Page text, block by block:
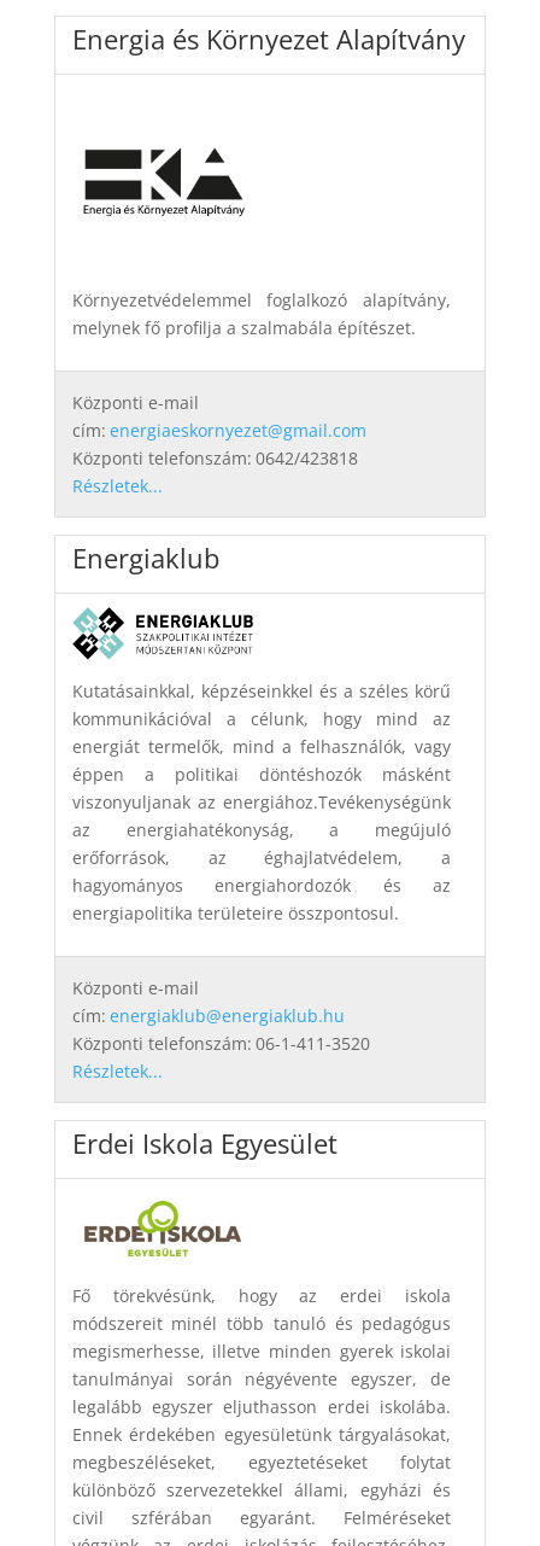
Energia és Környezet Alapítvány
Környezetvédelemmel foglalkozó alapítvány,
melynek fő profilja a szalmabála építészet.
Központi e-mail
cím: energiaeskornyezet@gmail.com
Központi telefonszám: 0642/423818
Részletek...
Energiaklub
Kutatásainkkal, képzéseinkkel és a széles körű
kommunikációval a célunk, hogy mind az
energiát termelők, mind a felhasználók, vagy
éppen a politikai döntéshozók másként
viszonyuljanak az energiához.Tevékenységünk
az energiahatékonyság, a megújuló
erőforrások, az éghajlatvédelem, a
hagyományos energiahordozók és az
energiapolitika területeire összpontosul.
Központi e-mail
cím: energiaklub@energiaklub.hu
Központi telefonszám: 06-1-411-3520
Részletek...
Erdei Iskola Egyesület
Fő törekvésünk, hogy az erdei iskola
módszereit minél több tanuló és pedagógus
megismerhesse, illetve minden gyerek iskolai
tanulmányai során négyévente egyszer, de
legalább egyszer eljuthasson erdei iskolába.
Ennek érdekében egyesületünk tárgyalásokat,
megbeszéléseket, egyeztetéseket folytat
különböző szervezetekkel állami, egyházi és
civil szférában egyaránt. Felméréseket